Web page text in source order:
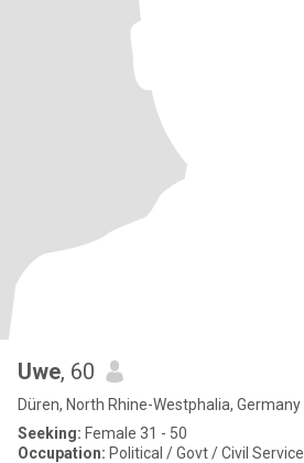
Uwe, 60
Düren, North Rhine-Westphalia, Germany
Seeking: Female 31 - 50
Occupation: Political / Govt / Civil Service